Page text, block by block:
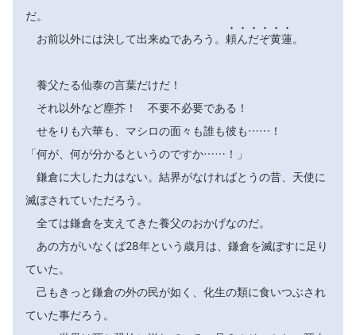
だ。
お前以外には決して出来ぬであろう。 頼

ん

だ

ぞ

黄

蓮

。
養父たる仙泰の言葉だけだ！
それ以外など塵芥！ 不要不必要である！
せをりも六華も、マシロの面々も誰も彼も……！
「何が、何が分かるというのですか……！」
鎌倉に大した力はない。結界がなければとうの昔、天使に
滅ぼされていただろう。
全ては鎌倉を支えてきた養父のおかげなのだ。
あの方がいなくば28年という歳月は、鎌倉を滅ぼすに足り
ていた。
己もきっと鎌倉の外の民が如く、化生の類に食いつぶされ
ていた事だろう。